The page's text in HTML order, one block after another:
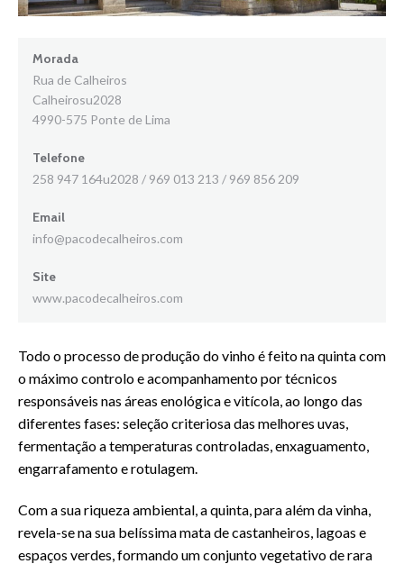
Morada
Rua de Calheiros
Calheirosu2028
4990-575 Ponte de Lima
Telefone
258 947 164u2028 / 969 013 213 / 969 856 209
Email
info@pacodecalheiros.com
Site
www.pacodecalheiros.com
Todo o processo de produção do vinho é feito na quinta com
o máximo controlo e acompanhamento por técnicos
responsáveis nas áreas enológica e vitícola, ao longo das
diferentes fases: seleção criteriosa das melhores uvas,
fermentação a temperaturas controladas, enxaguamento,
engarrafamento e rotulagem.
Com a sua riqueza ambiental, a quinta, para além da vinha,
revela-se na sua belíssima mata de castanheiros, lagoas e
espaços verdes, formando um conjunto vegetativo de rara